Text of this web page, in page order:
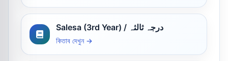
Salesa (3rd Year) / درجہ ثالثہ
কিতাব দেখুন →